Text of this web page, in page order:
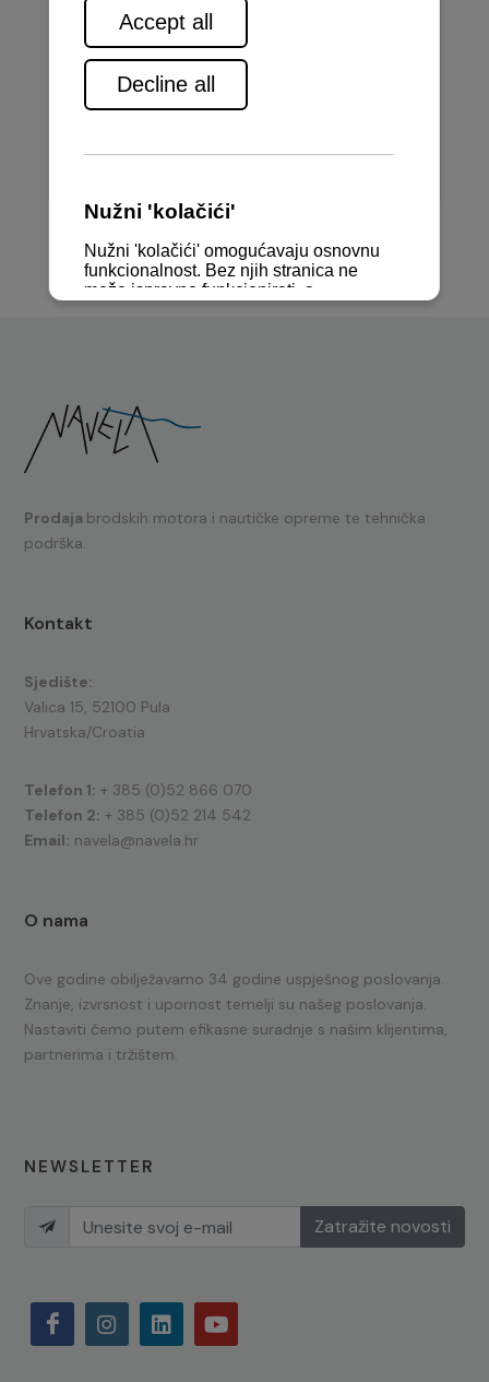
SDE
7 / 10 / 15 kW
Prodaja brodskih motora i nautičke opreme te tehnička
podrška.
Kontakt
Sjedište:
Valica 15, 52100 Pula
Hrvatska/Croatia
Telefon 1: + 385 (0)52 866 070
Telefon 2: + 385 (0)52 214 542
Email: navela@navela.hr
O nama
Ove godine obilježavamo 34 godine uspješnog poslovanja.
Znanje, izvrsnost i upornost temelji su našeg poslovanja.
Nastaviti ćemo putem efikasne suradnje s našim klijentima,
partnerima i tržištem.
NEWSLETTER
Zatražite novosti